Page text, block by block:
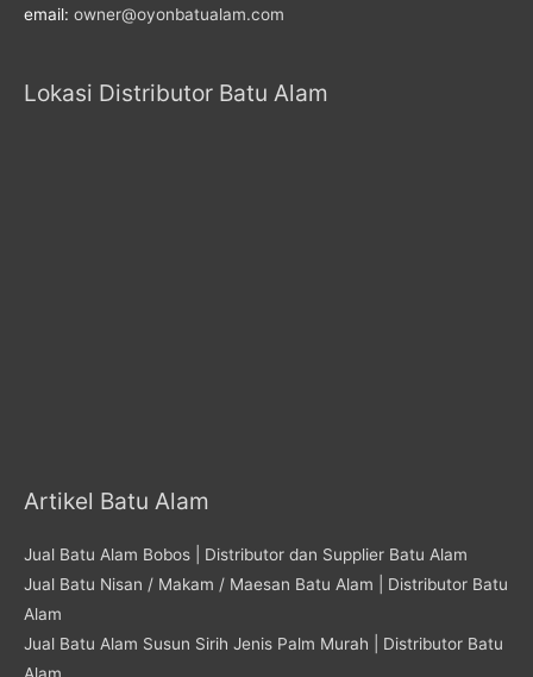
email: owner@oyonbatualam.com
Lokasi Distributor Batu Alam
Artikel Batu Alam
Jual Batu Alam Bobos | Distributor dan Supplier Batu Alam
Jual Batu Nisan / Makam / Maesan Batu Alam | Distributor Batu
Alam
Jual Batu Alam Susun Sirih Jenis Palm Murah | Distributor Batu